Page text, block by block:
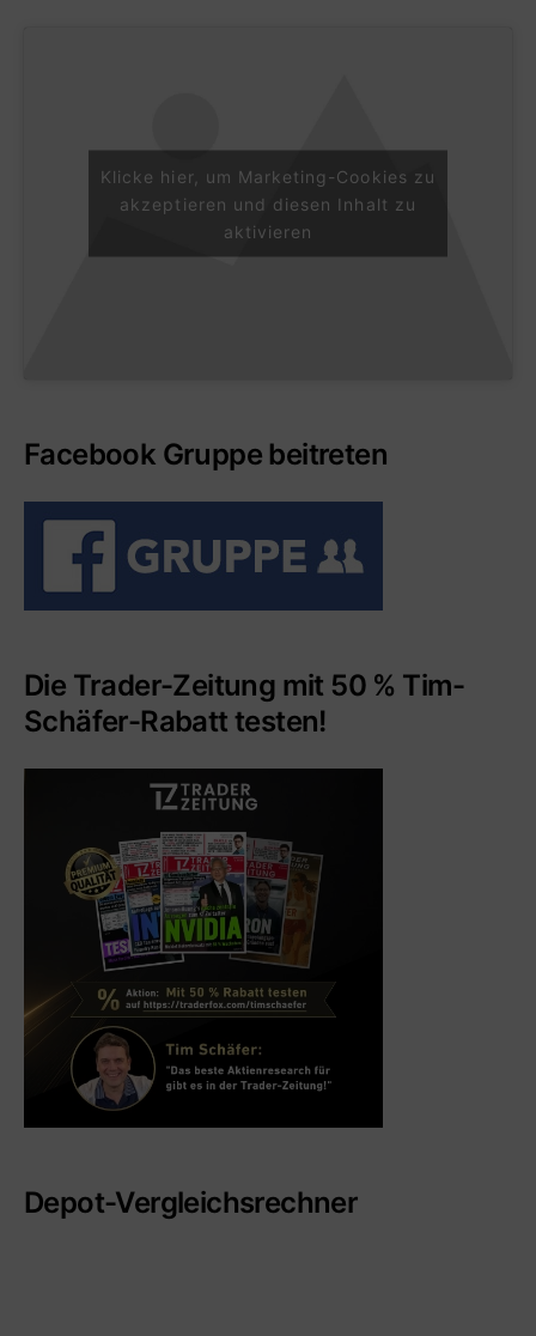
Klicke hier, um Marketing-Cookies zu
akzeptieren und diesen Inhalt zu
aktivieren
Facebook Gruppe beitreten
Die Trader-Zeitung mit 50 % Tim-
Schäfer-Rabatt testen!
Depot-Vergleichsrechner